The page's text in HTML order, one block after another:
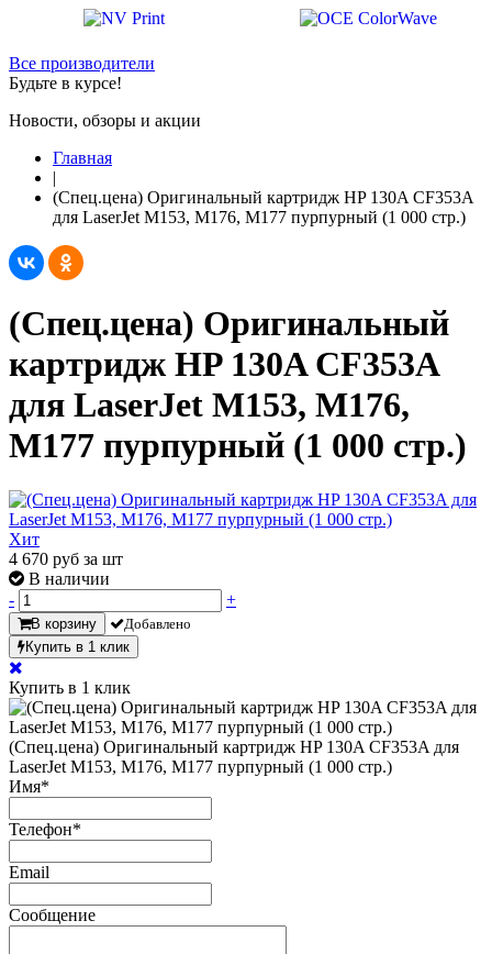
Все производители
Будьте в курсе!
Новости, обзоры и акции
Главная
|
(Спец.цена) Оригинальный картридж HP 130A CF353A
для LaserJet M153, M176, M177 пурпурный (1 000 стр.)
(Спец.цена) Оригинальный
картридж HP 130A CF353A
для LaserJet M153, M176,
M177 пурпурный (1 000 стр.)
Хит
4 670 руб за шт
В наличии
-
+
В корзину
Добавлено
Купить в 1 клик
Купить в 1 клик
(Спец.цена) Оригинальный картридж HP 130A CF353A для
LaserJet M153, M176, M177 пурпурный (1 000 стр.)
Имя*
Телефон*
Email
Сообщение